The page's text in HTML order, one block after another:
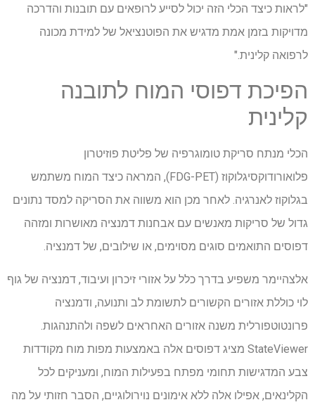
"לראות כיצד הכלי הזה יכול לסייע לרופאים עם תובנות והדרכה
מדויקות בזמן אמת מדגיש את הפוטנציאל של למידת מכונה
לרפואה קלינית."
הפיכת דפוסי המוח לתובנה
קלינית
הכלי מנתח סריקת טומוגרפיה של פליטת פוזיטרון
פלואורודוקסיגלוקוז (FDG-PET), המראה כיצד המוח משתמש
בגלוקוז לאנרגיה. לאחר מכן הוא משווה את הסריקה למסד נתונים
גדול של סריקות מאנשים עם אבחנות דמנציה מאושרות ומזהה
דפוסים התואמים סוגים מסוימים, או שילובים, של דמנציה.
אלצהיימר משפיע בדרך כלל על אזורי זיכרון ועיבוד, דמנציה של גוף
לוי כוללת אזורים הקשורים לתשומת לב ותנועה, ודמנציה
פרונטוטפורלית משנה אזורים האחראים לשפה ולהתנהגות.
StateViewer מציג דפוסים אלה באמצעות מפות מוח מקודדות
צבע המדגישות תחומי מפתח בפעילות המוח, ומעניקים לכל
הקלינאים, אפילו אלה ללא אימונים נוירולוגיים, הסבר חזותי על מה